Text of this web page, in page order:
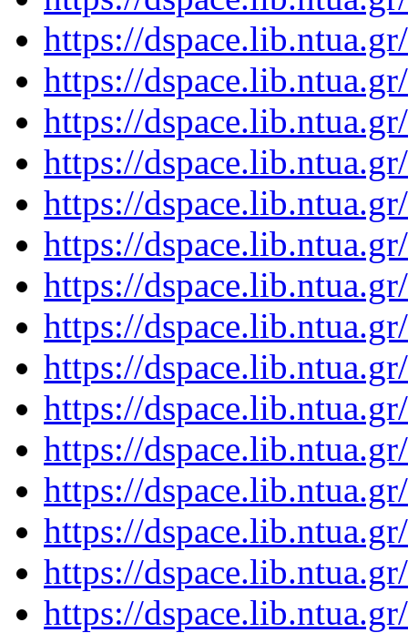
https://
https://
https://
https://
https://
https://
https://
https://
https://
https://
https://
https://
https://
https://
https://